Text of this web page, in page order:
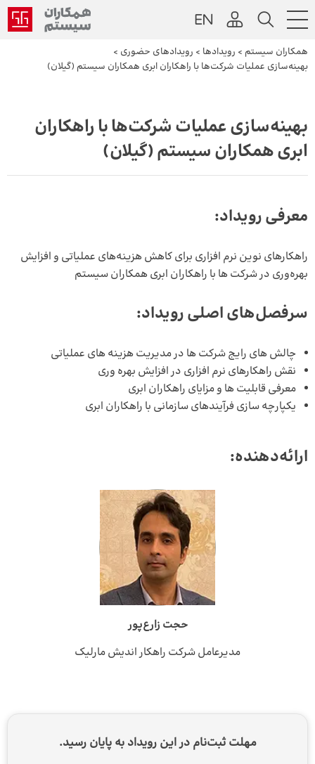
همکاران سیستم > رویداد‌ها > رویدادهای حضوری >
بهینه‌سازی عملیات شرکت‌ها با راهکاران ابری همکاران سیستم (گیلان)
بهینه‌سازی عملیات شرکت‌ها با راهکاران
ابری همکاران سیستم (گیلان)
معرفی رویداد:
راهکارهای نوین نرم افزاری برای کاهش هزینه‌های عملیاتی و افزایش
بهره‌وری در شرکت ها با راهکاران ابری همکاران سیستم
سرفصل‌های اصلی رویداد:
چالش های رایج شرکت ها در مدیریت هزینه های عملیاتی
نقش راهکارهای نرم افزاری در افزایش بهره وری
معرفی قابلیت ها و مزایای راهکاران ابری
یکپارچه سازی فرآیندهای سازمانی با راهکاران ابری
ارائه‌دهنده:
حجت زارع‌پور
مدیرعامل شرکت راهکار اندیش مارلیک
مهلت ثبت‌نام در این رویداد به پایان رسید.